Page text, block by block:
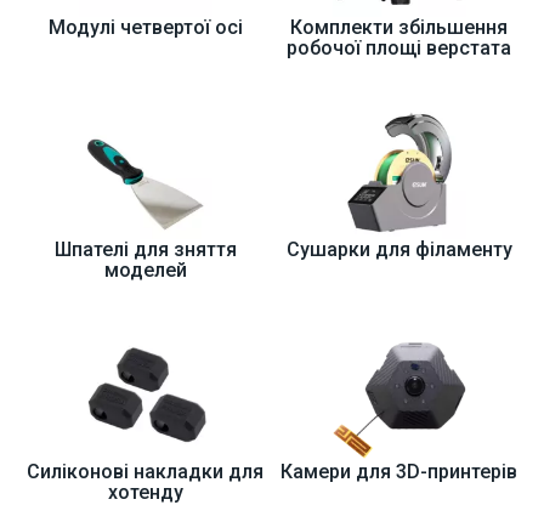
Модулі четвертої осі
Комплекти збільшення
робочої площі верстата
Шпателі для зняття
моделей
Сушарки для філаменту
Силіконові накладки для
хотенду
Камери для 3D-принтерів